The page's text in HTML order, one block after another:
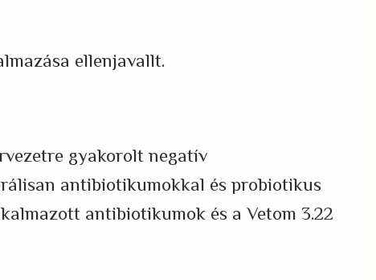
ellenjavallt.
gyakorolt negatív
antibiotikumokkal és probiotikus
antibiotikumok és a Vetom 3.22